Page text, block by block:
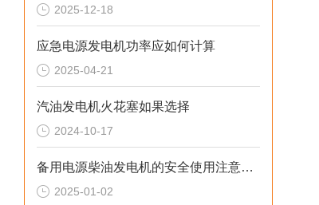
2025-12-18
应急电源发电机功率应如何计算
2025-04-21
汽油发电机火花塞如果选择
2024-10-17
备用电源柴油发电机的安全使用注意事项
2025-01-02